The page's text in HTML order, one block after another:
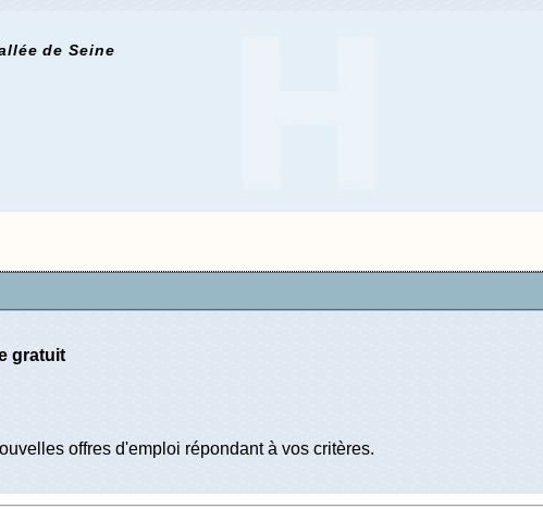
de Seine
gratuit
offres d'emploi répondant à vos critères.